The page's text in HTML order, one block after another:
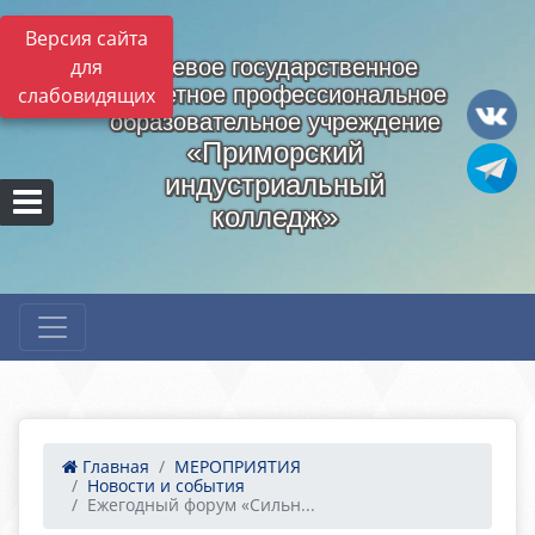
Версия сайта
для
слабовидящих
Краевое государственное
бюджетное профессиональное
образовательное учреждение
«Приморский
индустриальный
колледж»
Главная
МЕРОПРИЯТИЯ
Новости и события
Ежегодный форум «Сильн...